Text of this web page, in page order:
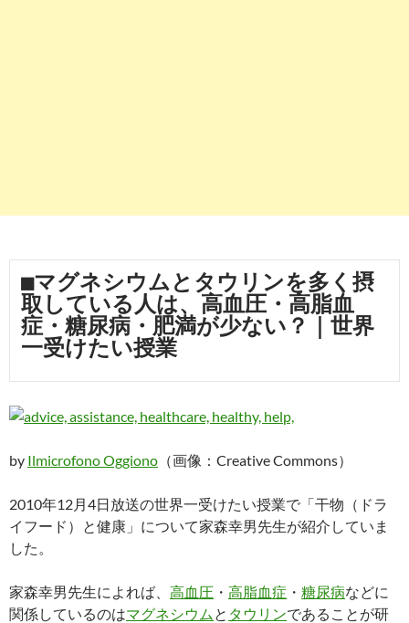
■マグネシウムとタウリンを多く摂
取している人は、高血圧・高脂血
症・糖尿病・肥満が少ない？｜世界
一受けたい授業
by Ilmicrofono Oggiono （画像：Creative Commons）
2010年12月4日放送の世界一受けたい授業で「干物（ドラ
イフード）と健康」について家森幸男先生が紹介していま
した。
家森幸男先生によれば、 高血圧 ・ 高脂血症 ・ 糖尿病などに
関係しているのはマグネシウム と タウリンであることが研